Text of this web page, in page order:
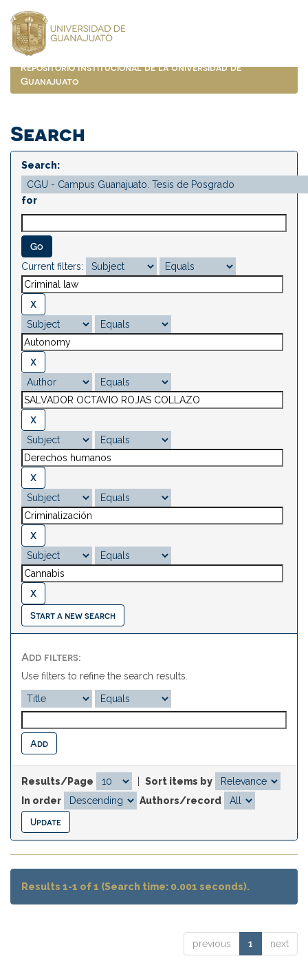
navigation
Repositorio Institucional de la Universidad de
Guanajuato
Search
Search:
for
Current filters:
Start a new search
Add filters:
Use filters to refine the search results.
Results/Page
Sort items by
In order
Authors/record
Results 1-1 of 1 (Search time: 0.001 seconds).
previous 1 next